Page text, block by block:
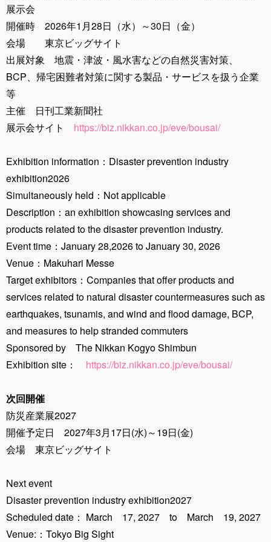
展示会
開催時 2026年1月28日（水）～30日（金）
会場 東京ビッグサイト
出展対象 地震・津波・風水害などの自然災害対策、
BCP、帰宅困難者対策に関する製品・サービスを扱う企業
等
主催 日刊工業新聞社
展示会サイト https://biz.nikkan.co.jp/eve/bousai/
Exhibition information：Disaster prevention industry
exhibition2026
Simultaneously held：Not applicable
Description：an exhibition showcasing services and
products related to the disaster prevention industry.
Event time：January 28,2026 to January 30, 2026
Venue：Makuhari Messe
Target exhibitors：Companies that offer products and
services related to natural disaster countermeasures such as
earthquakes, tsunamis, and wind and flood damage, BCP,
and measures to help stranded commuters
Sponsored by The Nikkan Kogyo Shimbun
Exhibition site： https://biz.nikkan.co.jp/eve/bousai/
次回開催
防災産業展2027
開催予定日 2027年3月17日(水)～19日(金)
会場 東京ビッグサイト
Next event
Disaster prevention industry exhibition2027
Scheduled date： March 17, 2027 to March 19, 2027
Venue:：Tokyo Big Sight